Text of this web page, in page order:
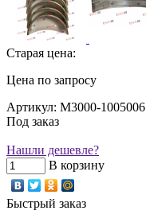
Старая цена:
Цена по запросу
Артикул: M3000-1005006
Под заказ
Нашли дешевле?
В корзину
Быстрый заказ